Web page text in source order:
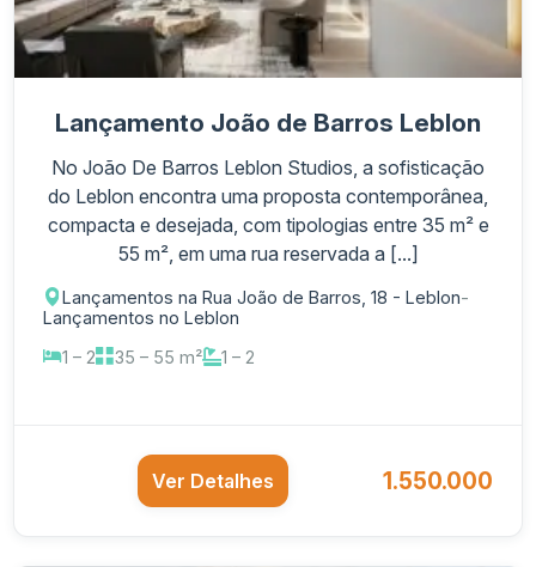
Lançamento João de Barros Leblon
No João De Barros Leblon Studios, a sofisticação
do Leblon encontra uma proposta contemporânea,
compacta e desejada, com tipologias entre 35 m² e
55 m², em uma rua reservada a [...]
Lançamentos na Rua João de Barros, 18 - Leblon-
Lançamentos no Leblon
1 – 2
35 – 55 m² 1 – 2
Ver Detalhes 1.550.000